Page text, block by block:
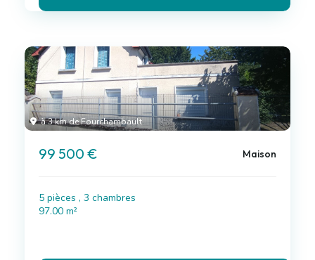
à 3 km de Fourchambault
99 500 € Maison
5 pièces , 3 chambres
97.00 m²